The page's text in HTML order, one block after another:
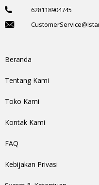
628118904745
Beranda
Tentang Kami
Toko Kami
Kontak Kami
FAQ
Kebijakan Privasi